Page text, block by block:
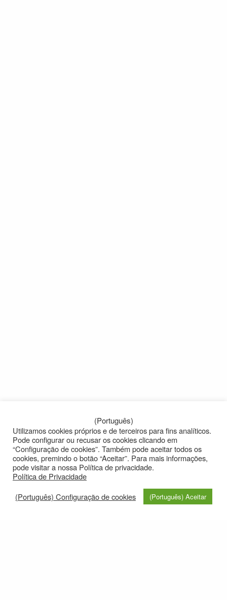
(Português)
Utilizamos cookies próprios e de terceiros para fins analíticos.
Pode configurar ou recusar os cookies clicando em
“Configuração de cookies”. Também pode aceitar todos os
cookies, premindo o botão “Aceitar”. Para mais informações,
pode visitar a nossa Política de privacidade.
Política de Privacidade
(Português) Configuração de cookies
(Português) Aceitar